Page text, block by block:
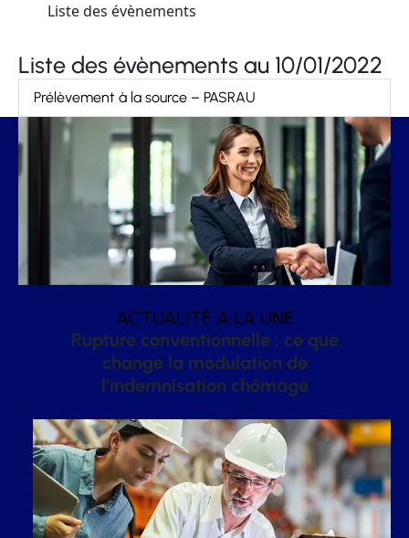
Liste des évènements
Liste des évènements au 10/01/2022
Prélèvement à la source – PASRAU
ACTUALITÉ À LA UNE
Rupture conventionnelle : ce que
change la modulation de
l’indemnisation chômage